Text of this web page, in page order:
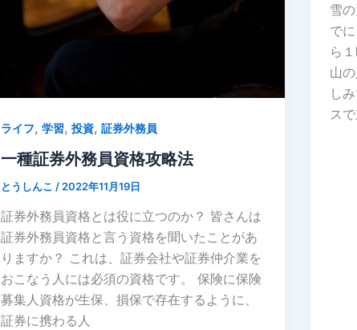
ライフ, 学習, 投資, 証券外務員
一種証券外務員資格攻略法
とうしんこ / 2022年11月19日
証券外務員資格とは役に立つのか？ 皆さんは
証券外務員資格と言う資格を聞いたことがあ
りますか？ これは、証券会社や証券仲介業を
おこなう人には必須の資格です。 保険に保険
募集人資格が生保、損保で存在するように、
証券に携わる人
雪
で
ら
山
し
ス